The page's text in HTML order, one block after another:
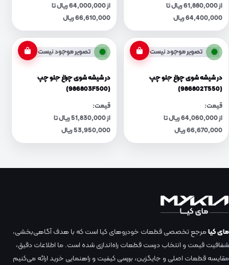
از 61,880,000 ریال تا
64,400,000 ریال
از 64,000,000 ریال تا
66,610,000 ریال
تصویر موجود نیست
در شیشه شوی چراغ جلو چپ
(986802T550)
قیمت:
از 64,060,000 ریال تا
66,670,000 ریال
تصویر موجود نیست
در شیشه شوی چراغ جلو چپ
(986803F500)
قیمت:
از 51,830,000 ریال تا
53,950,000 ریال
مای کیامرجع تخصصی قطعات خودروهای کیا است که با هدف آگاهی‌بخشی،
شفافیت قیمت و انتخاب درست قطعات راه‌اندازی شده است. ما اطلاعات دقیق،
مقایسه قطعات اصلی و جایگزین، بررسی کیفیت و راهنمایی خرید ارائه می‌کنیم